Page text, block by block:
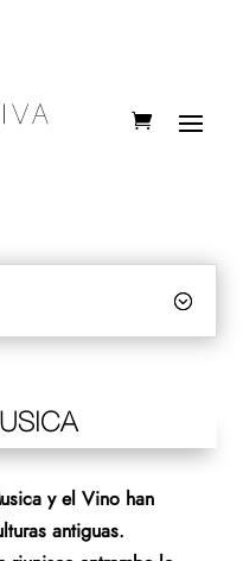
y el Vino han
antiguas.